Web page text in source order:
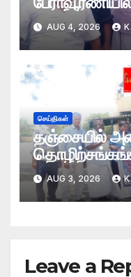
AUG 4, 2026
செய்திகள்
தஞ்சையில்
ஆர்ப்பாட்டம்
AUG 3, 2026
Leave a